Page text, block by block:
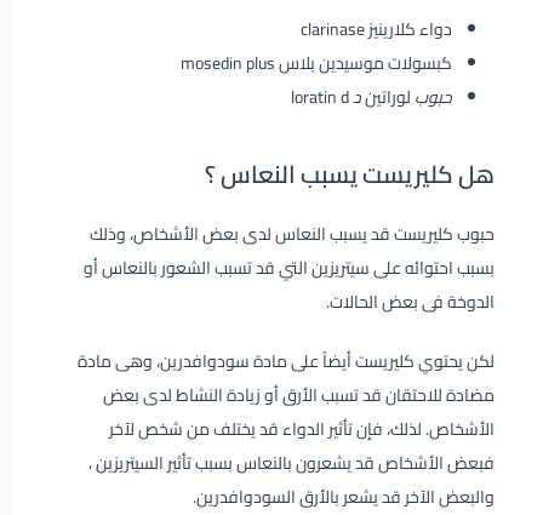
دواء كلارينيز clarinase
كبسولات موسيدين بلاس mosedin plus
حبوبلوراتيند
هل كليريست يسبب النعاس ؟
حبوب كليريست قد يسبب النعاس لدى بعض الأشخاص، وذلك
بسبب احتوائه على سيتريزين التي قد تسبب الشعور بالنعاس أو
الدوخة فى بعض الحالات.
لكن يحتوي كليريست أيضاً على مادة سودوافدرين، وهى مادة
مضادة للاحتقان قد تسبب الأرق أو زيادة النشاط لدى بعض
الأشخاص. لذلك، فإن تأثير الدواء قد يختلف من شخص لآخر
فبعض الأشخاص قد يشعرون بالنعاس بسبب تأثير السيتريزين ،
والبعض الآخر قد يشعر بالأرق السودوافدرين.